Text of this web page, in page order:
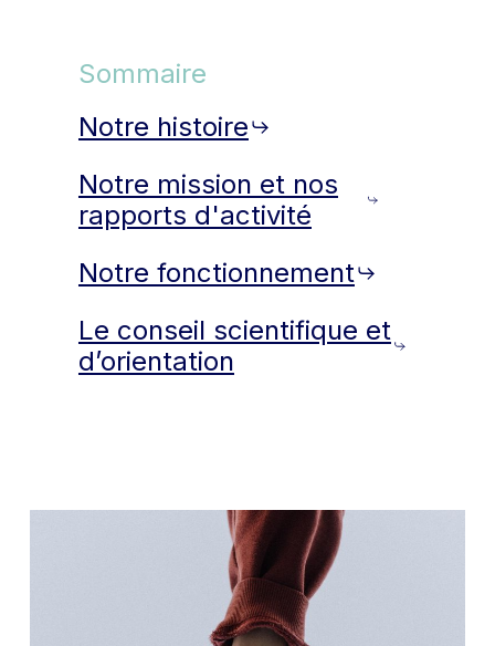
Sommaire
Notre histoire
Notre mission et nos
rapports d'activité
Notre fonctionnement
Le conseil scientifique et
d’orientation